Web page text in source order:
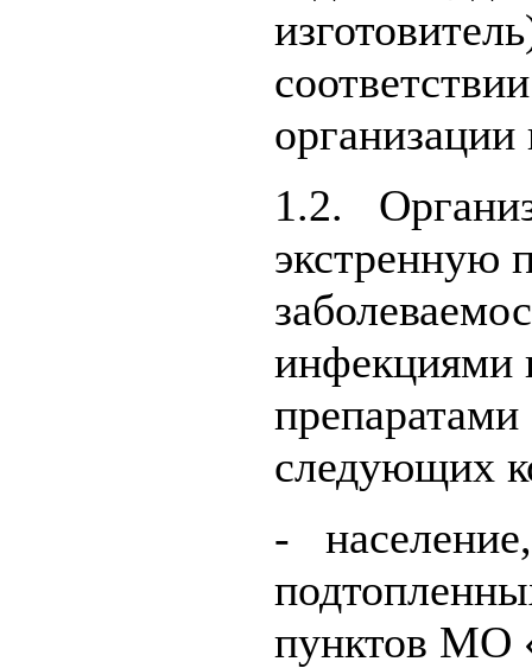
1.2.
экстренную
инфекциями
следующих
-
пунктов МО